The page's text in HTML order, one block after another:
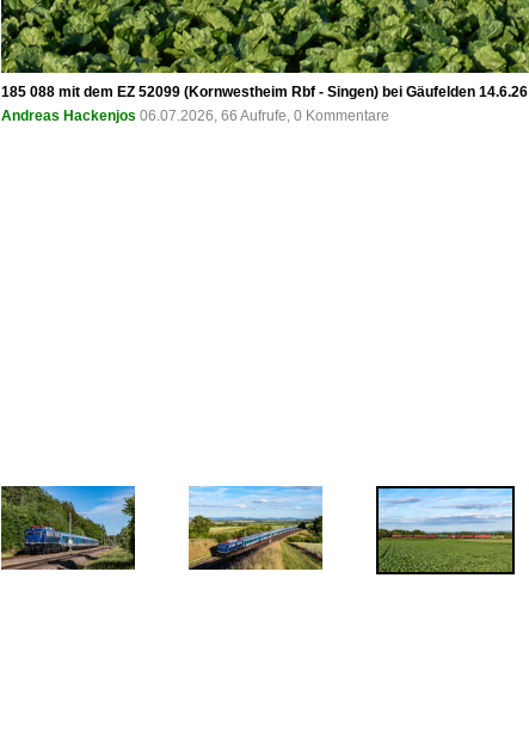
185 088 mit dem EZ 52099 (Kornwestheim Rbf - Singen) bei Gäufelden 14.6.26
Andreas Hackenjos 06.07.2026, 66 Aufrufe, 0 Kommentare